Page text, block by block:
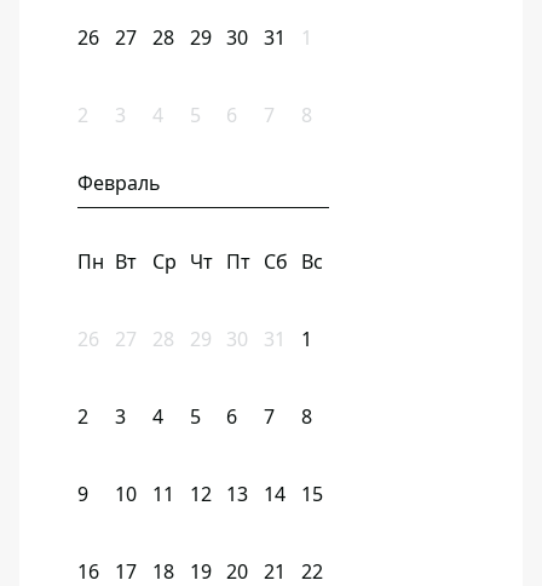
26 27 28 29 30 31 1
2 3 4 5 6 7 8
Февраль
Пн Вт Ср Чт Пт Сб Вс
26 27 28 29 30 31 1
2 3 4 5 6 7 8
9 10 11 12 13 14 15
16 17 18 19 20 21 22